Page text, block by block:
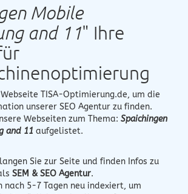
Mobile
and 11" Ihre
TISA-Optimierung.de, um die
unserer SEO Agentur zu finden.
Webseiten zum Thema: Spaichingen
and 11 aufgelistet.
Sie zur Seite und finden Infos zu
SEM & SEO Agentur.
nach 5-7 Tagen neu indexiert, um